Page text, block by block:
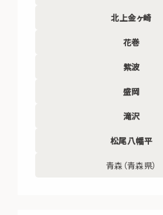
北上金ヶ崎
花巻
紫波
盛岡
滝沢
松尾八幡平
青森（青森県）